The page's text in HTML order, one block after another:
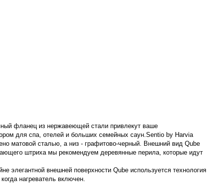
фланец из нержавеющей стали привлекут ваше
для спа, отелей и больших семейных саун.Sentio by Harvia
матовой сталью, а низ - графитово-черный. Внешний вид Qube
штриха мы рекомендуем деревянные перила, которые идут
элегантной внешней поверхности Qube используется технология
нагреватель включен.